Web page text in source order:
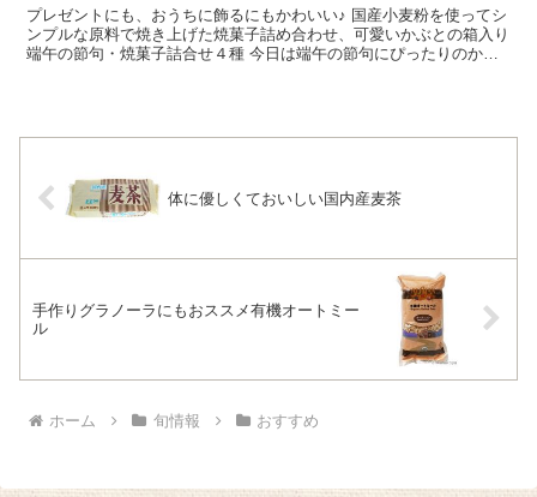
プレゼントにも、おうちに飾るにもかわいい♪ 国産小麦粉を使ってシ
ンプルな原料で焼き上げた焼菓子詰め合わせ、可愛いかぶとの箱入り
端午の節句・焼菓子詰合せ４種 今日は端午の節句にぴったりのかわ
体に優しくておいしい国内産麦茶
手作りグラノーラにもおススメ有機オートミー
ル
ホーム 旬情報 おすすめ